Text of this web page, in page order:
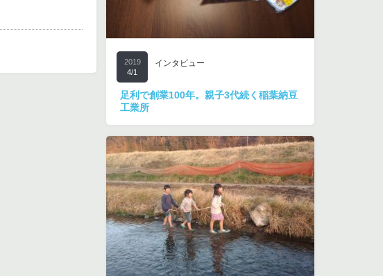
2019
4/1
インタビュー
足利で創業100年。親子3代続く稲葉納豆
工業所